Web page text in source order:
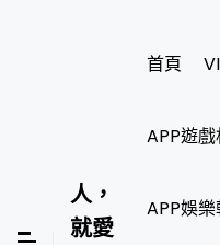
人，
就愛
首頁
APP遊
APP娛